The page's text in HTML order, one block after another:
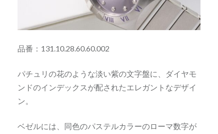
品番：131.10.28.60.60.002
パチュリの花のような淡い紫の文字盤に、ダイヤモ
ンドのインデックスが配されたエレガントなデザイ
ン。
ベゼルには、同色のパステルカラーのローマ数字が